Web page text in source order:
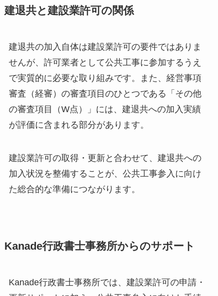
建退共と建設業許可の関係
建退共の加入自体は建設業許可の要件ではありま
せんが、許可業者として公共工事に参加するうえ
で実質的に必要な取り組みです。また、経営事項
審査（経審）の審査項目のひとつである「その他
の審査項目（W点）」には、建退共への加入実績
が評価に含まれる部分があります。
建設業許可の取得・更新と合わせて、建退共への
加入状況を整備することが、公共工事参入に向け
た総合的な準備につながります。
Kanade行政書士事務所からのサポート
Kanade行政書士事務所では、建設業許可の申請・